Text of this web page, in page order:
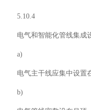
5.10.4
电气和智能化管线集成
a)
电气主干线应集中设置
b)